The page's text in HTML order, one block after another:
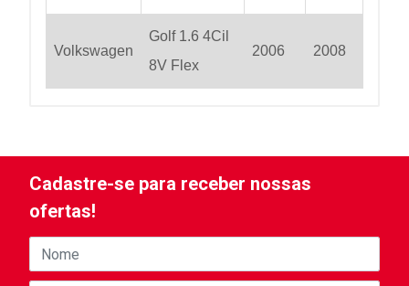
Volkswagen
Golf 1.6 4Cil
8V Flex
2006 2008
Cadastre-se para receber nossas
ofertas!